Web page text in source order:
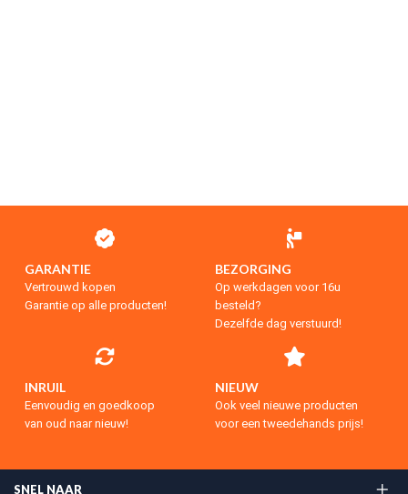
GARANTIE
Vertrouwd kopen
Garantie op alle producten!
BEZORGING
Op werkdagen voor 16u
besteld?
Dezelfde dag verstuurd!
INRUIL
Eenvoudig en goedkoop
van oud naar nieuw!
NIEUW
Ook veel nieuwe producten
voor een tweedehands prijs!
SNEL NAAR